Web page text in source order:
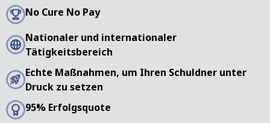
No Cure No Pay
Nationaler und internationaler
Tätigkeitsbereich
Echte Maßnahmen, um Ihren Schuldner unter
Druck zu setzen
95% Erfolgsquote